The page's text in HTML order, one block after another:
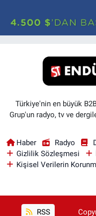
Türkiye'nin en büyük
Grup'un radyo, tv ve
Haber Radyo
Gizlilik Sözleşmesi
Kişisel Verilerin
RSS